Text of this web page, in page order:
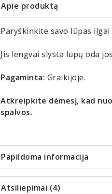
Apie produktą
Paryškinkite savo lūpas
Jis lengvai slysta lūpų oda
Pagaminta: Graikijoje.
Atkreipkite dėmesį, kad
spalvos.
Papildoma informacija
Atsiliepimai (4)